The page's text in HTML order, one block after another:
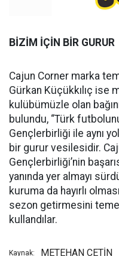
BİZİM İÇİN BİR GURUR
Cajun Corner marka
Gürkan Küçükkılıç ise
kulübümüzle olan
bulundu, “Türk
Gençlerbirliği ile aynı
bir gurur vesilesidir.
Gençlerbirliği’nin
yanında yer almayı
kuruma da hayırlı
sezon getirmesini
kullandılar.
Kaynak: METEHAN ÇETİN